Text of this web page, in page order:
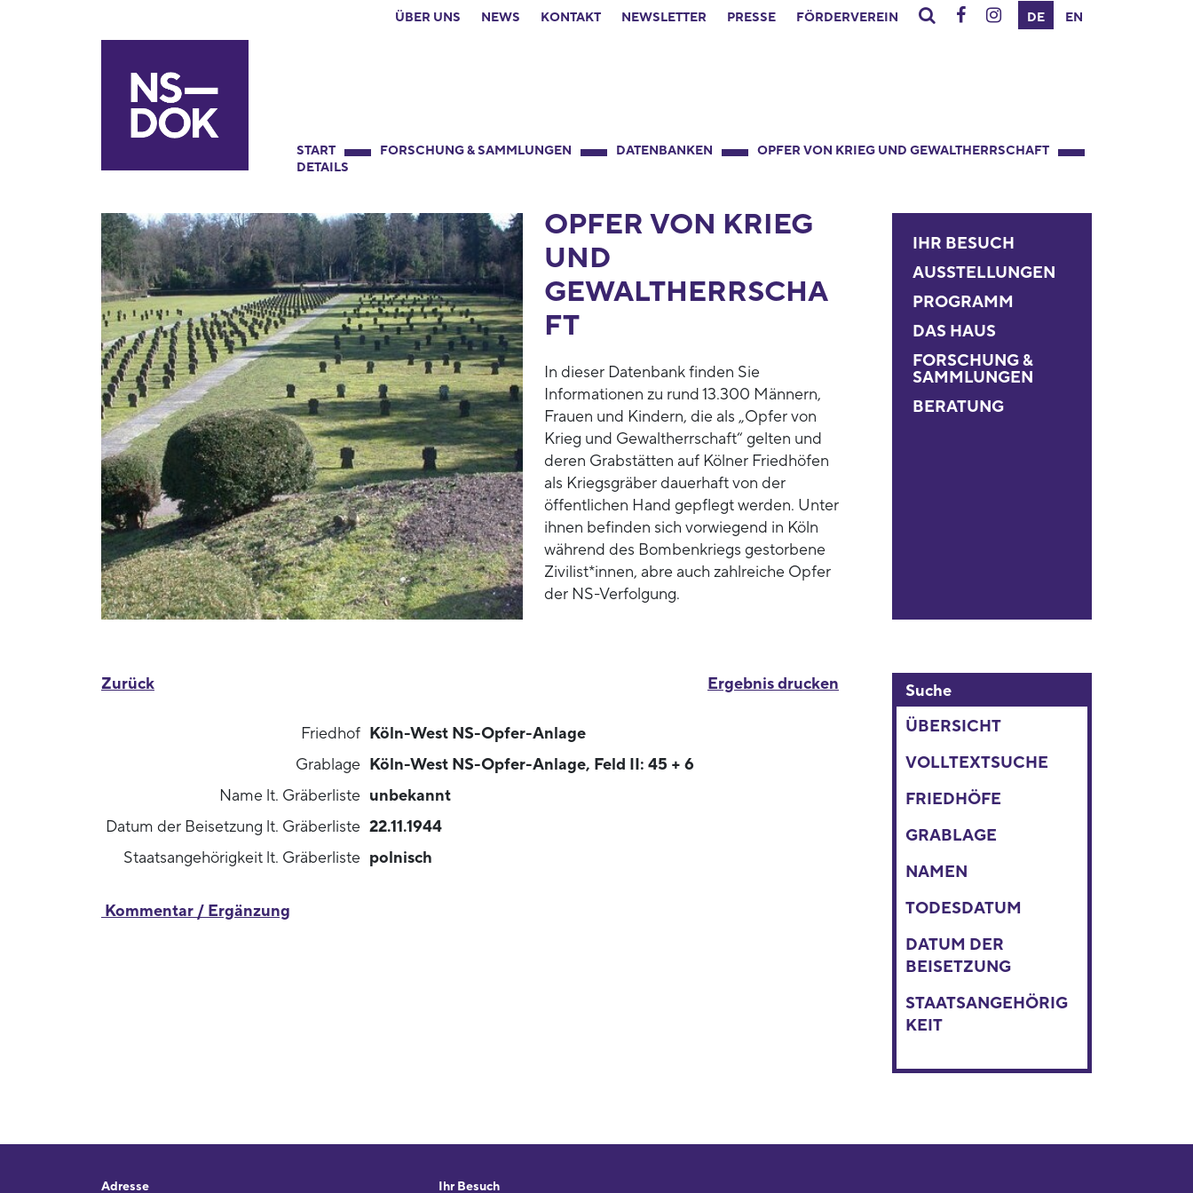
ÜBER UNS NEWS KONTAKT NEWSLETTER PRESSE FÖRDERVEREIN DE EN
START FORSCHUNG & SAMMLUNGEN DATENBANKEN
OPFER VON KRIEG UND GEWALTHERRSCHAFT
DETAILS
OPFER VON KRIEG
UND
GEWALTHERRSCHA
FT
In dieser Datenbank finden Sie
Informationen zu rund 13.300 Männern,
Frauen und Kindern, die als „Opfer von
Krieg und Gewaltherrschaft“ gelten und
deren Grabstätten auf Kölner Friedhöfen
als Kriegsgräber dauerhaft von der
öffentlichen Hand gepflegt werden. Unter
ihnen befinden sich vorwiegend in Köln
während des Bombenkriegs gestorbene
Zivilist*innen, abre auch zahlreiche Opfer
der NS-Verfolgung.
IHR BESUCH
AUSSTELLUNGEN
PROGRAMM
DAS HAUS
FORSCHUNG &
SAMMLUNGEN
BERATUNG
Ergebnis drucken
Zurück
Friedhof Köln-West NS-Opfer-Anlage
Grablage Köln-West NS-Opfer-Anlage, Feld II: 45 + 6
Name lt. Gräberliste unbekannt
Datum der Beisetzung lt. Gräberliste 22.11.1944
Staatsangehörigkeit lt. Gräberliste polnisch
Kommentar / Ergänzung
Suche
ÜBERSICHT
VOLLTEXTSUCHE
FRIEDHÖFE
GRABLAGE
NAMEN
TODESDATUM
DATUM DER
BEISETZUNG
STAATSANGEHÖRIG
KEIT
Adresse Ihr Besuch